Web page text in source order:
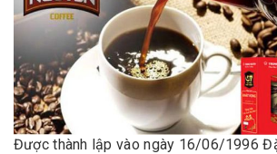
Được thành lập vào ngày 16/06/1996